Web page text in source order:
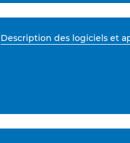
Description des logiciels et